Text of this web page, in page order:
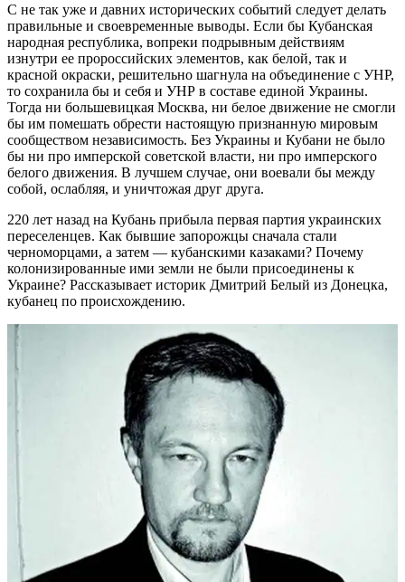
С не так уже и давних исторических событий следует делать
правильные и своевременные выводы. Если бы Кубанская
народная республика, вопреки подрывным действиям
изнутри ее пророссийских элементов, как белой, так и
красной окраски, решительно шагнула на объединение с УНР,
то сохранила бы и себя и УНР в составе единой Украины.
Тогда ни большевицкая Москва, ни белое движение не смогли
бы им помешать обрести настоящую признанную мировым
сообществом независимость. Без Украины и Кубани не было
бы ни про имперской советской власти, ни про имперского
белого движения. В лучшем случае, они воевали бы между
собой, ослабляя, и уничтожая друг друга.
220 лет назад на Кубань прибыла первая партия украинских
переселенцев. Как бывшие запорожцы сначала стали
черноморцами, а затем — кубанскими казаками? Почему
колонизированные ими земли не были присоединены к
Украине? Рассказывает историк Дмитрий Белый из Донецка,
кубанец по происхождению.